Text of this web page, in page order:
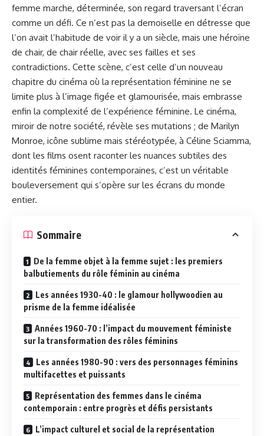
femme marche, déterminée, son regard traversant l’écran
comme un défi. Ce n’est pas la demoiselle en détresse que
l’on avait l’habitude de voir il y a un siècle, mais une héroïne
de chair, de chair réelle, avec ses failles et ses
contradictions. Cette scène, c’est celle d’un nouveau
chapitre du cinéma où la représentation féminine ne se
limite plus à l’image figée et glamourisée, mais embrasse
enfin la complexité de l’expérience féminine. Le cinéma,
miroir de notre société, révèle ses mutations ; de Marilyn
Monroe, icône sublime mais stéréotypée, à Céline Sciamma,
dont les films osent raconter les nuances subtiles des
identités féminines contemporaines, c’est un véritable
bouleversement qui s’opère sur les écrans du monde
entier.
Sommaire
De la femme objet à la femme sujet : les premiers
balbutiements du rôle féminin au cinéma
Les années 1930-40 : le glamour hollywoodien au
prisme de la femme idéalisée
Années 1960-70 : l’impact du mouvement féministe
sur la transformation des rôles féminins
Les années 1980-90 : vers des personnages féminins
multifacettes et puissants
Représentation des femmes dans le cinéma
contemporain : entre progrès et défis persistants
L’impact culturel et social de la représentation